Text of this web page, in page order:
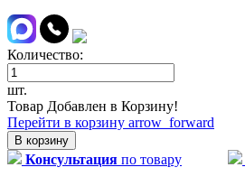
Количество:
шт.
Товар Добавлен в Корзину!
Перейти в корзину arrow_forward
В корзину
Консультация по товару